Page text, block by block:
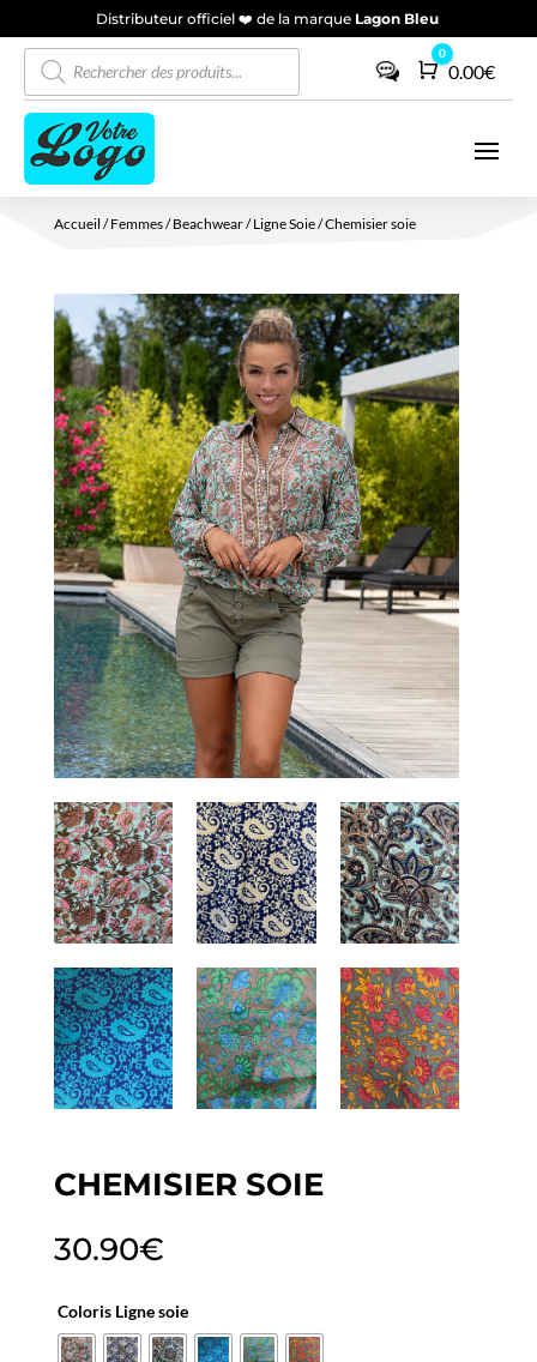
Distributeur officiel ❤️ de la marque Lagon Bleu
Recherche
produits
Panier
0
0.00€
Accueil /Femmes/Beachwear/Ligne Soie/ Chemisier soie
CHEMISIER SOIE
30.90€
Coloris Ligne soie